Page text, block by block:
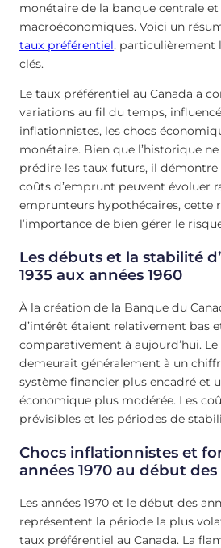
monétaire de la banque centrale
macroéconomiques. Voici un
taux préférentiel, particulièrement
clés.
Le taux préférentiel au Canada a
variations au fil du temps,
inflationnistes, les chocs
monétaire. Bien que l’historique
prédire les taux futurs, il
coûts d’emprunt peuvent évoluer
emprunteurs hypothécaires, cette
l’importance de bien gérer le
Les débuts et la stabilité
1935 aux années 1960
À la création de la Banque du
d’intérêt étaient relativement bas
comparativement à aujourd’hui.
demeurait généralement à un
système financier plus encadré et
économique plus modérée. Les
prévisibles et les périodes de
Chocs inflationnistes et
années 1970 au début des
Les années 1970 et le début des
représentent la période la plus
taux préférentiel au Canada. La